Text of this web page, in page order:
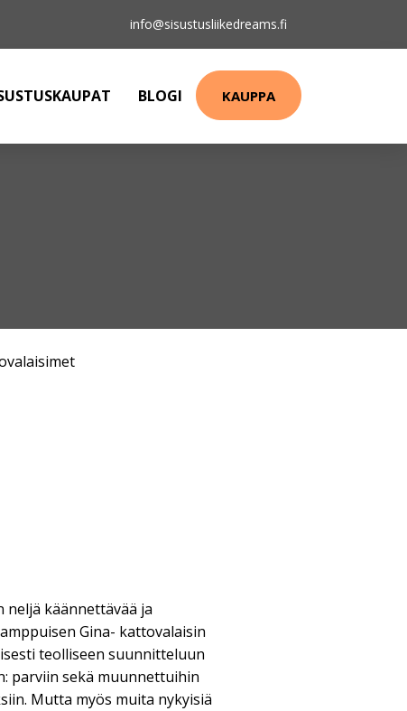
info@sisustusliikedreams.fi
BLOGI KAUPPA
neljä käännettävää ja
Gina- kattovalaisin
teolliseen suunnitteluun
parviin sekä muunnettuihin
Mutta myös muita nykyisiä